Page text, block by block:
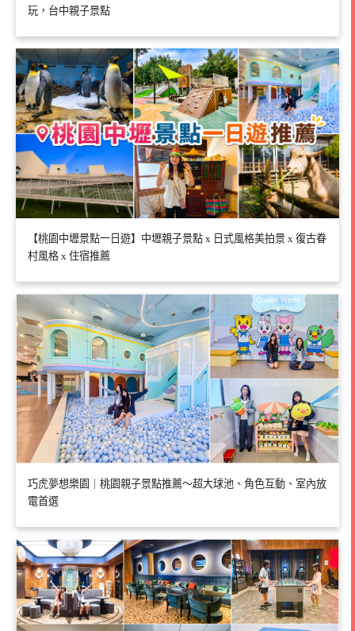
玩，台中親子景點
【桃園中壢景點一日遊】中壢親子景點 x 日式風格美拍景 x 復古眷
村風格 x 住宿推薦
巧虎夢想樂園｜桃園親子景點推薦～超大球池、角色互動、室內放
電首選